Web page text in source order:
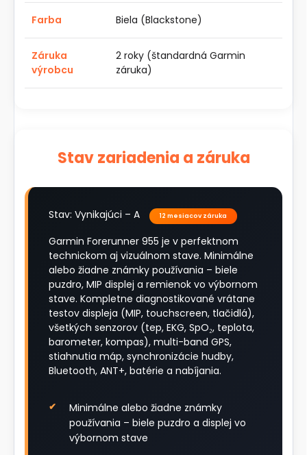
Farba Biela (Blackstone)
Záruka
výrobcu
2 roky (štandardná Garmin
záruka)
Stav zariadenia a záruka
Stav: Vynikajúci – A 12 mesiacov záruka
Garmin Forerunner 955 je v perfektnom
technickom aj vizuálnom stave. Minimálne
alebo žiadne známky používania – biele
puzdro, MIP displej a remienok vo výbornom
stave. Kompletne diagnostikované vrátane
testov displeja (MIP, touchscreen, tlačidlá),
všetkých senzorov (tep, EKG, SpO₂, teplota,
barometer, kompas), multi-band GPS,
stiahnutia máp, synchronizácie hudby,
Bluetooth, ANT+, batérie a nabíjania.
Minimálne alebo žiadne známky
používania – biele puzdro a displej vo
výbornom stave